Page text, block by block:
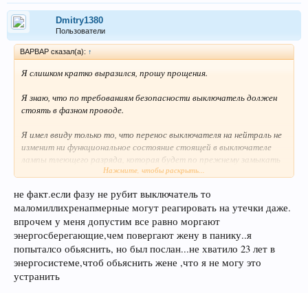
Dmitry1380
Пользователи
BAPBAP сказал(а): ↑
Я слишком кратко выразился, прошу прощения.
Я знаю, что по требованиям безопасности выключатель должен
стоять в фазном проводе.
Я имел ввиду только то, что перенос выключателя на нейтраль не
изменит ни функциональное состояние стоящей в выключателе
лампы тлеющего разряда, которая будет по прежнему замыкать
цепь, ни режим дросселя энергосберегающей ламппы (драйвера
включенным.
Нажмите, чтобы раскрыть...
не факт.если фазу не рубит выключатель то
маломиллихренапмерные могут реагировать на утечки даже.
впрочем у меня допустим все равно моргают
энергосберегающие,чем повергают жену в панику..я
попыталсо обьяснить, но был послан...не хватило 23 лет в
энергосистеме,чтоб обьяснить жене ,что я не могу это
устранить